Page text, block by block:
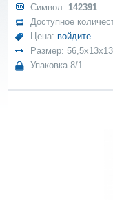
Символ: 142391
Доступное
Цена: войдите
Размер: 56,5x13x13
Упаковка 8/1